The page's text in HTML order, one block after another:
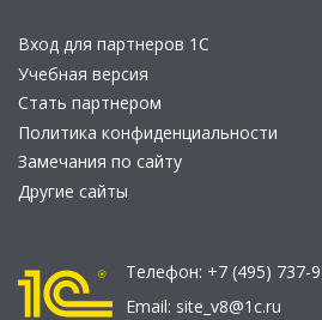
Вход для партнеров 1С
Учебная версия
Стать партнером
Политика конфиденциальности
Замечания по сайту
Другие сайты
Телефон: +7 (495) 737-
Email: site_v8@1c.ru